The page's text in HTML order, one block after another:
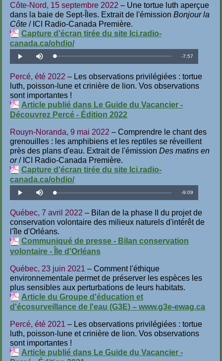
Côte-Nord, 15 septembre 2022 – Une tortue luth aperçue
dans la baie de Sept-Îles. Extrait de l'émission Bonjour la
Côte / ICI Radio-Canada Première.
Capture d'écran tirée du site Ici.radio-
canada.ca/ohdio/
Lecture Désactiver
le
Téléchargé:
2.09%
Temps
-7:57
Percé, été 2022 – Les observations privilégiées : tortue
luth, poisson-lune et crinière de lion. Vos observations
sont importantes !
Article publié dans Le Guide du Vacancier -
Découvrez Percé - Édition 2022
Rouyn-Noranda, 9 mai 2022 – Comprendre le chant des
grenouilles : les amphibiens et les reptiles se réveillent
près des plans d'eau. Extrait de l'émission Des matins en
or/ ICI Radio-Canada Première.
Capture d'écran tirée du site Ici.radio-
canada.ca/ohdio/
Lecture Désactiver
le
Téléchargé:
1.82%
Temps
-9:09
Québec, 7 avril 2022 – Bilan de la phase II du projet de
conservation volontaire des milieux naturels d'intérêt de
l'île d'Orléans.
Communiqué de presse - Bilan conservation
volontaire - Île d'Orléans
Québec, 23 juin 2021 – Comment l'éthique
environnementale permet de préserver les espèces les
plus sensibles aux perturbations de leurs habitats.
Article du Groupe d'éducation et
d'écosurveillance de l'eau (G3E) – www.g3e-ewag.ca
Percé, été 2021 – Les observations privilégiées : tortue
luth, poisson-lune et crinière de lion. Vos observations
sont importantes !
Article publié dans Le Guide du Vacancier -